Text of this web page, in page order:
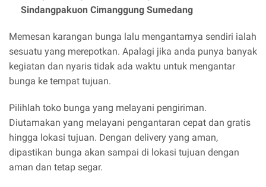
Sindangpakuon Cimanggung Sumedang
Memesan karangan bunga lalu mengantarnya sendiri ialah
sesuatu yang merepotkan. Apalagi jika anda punya banyak
kegiatan dan nyaris tidak ada waktu untuk mengantar
bunga ke tempat tujuan.
Pilihlah toko bunga yang melayani pengiriman.
Diutamakan yang melayani pengantaran cepat dan gratis
hingga lokasi tujuan. Dengan delivery yang aman,
dipastikan bunga akan sampai di lokasi tujuan dengan
aman dan tetap segar.